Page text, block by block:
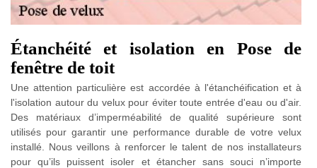
Étanchéité et isolation en Pose de
fenêtre de toit
Une attention particulière est accordée à l'étanchéification et à
l'isolation autour du velux pour éviter toute entrée d'eau ou d'air.
Des matériaux d’imperméabilité de qualité supérieure sont
utilisés pour garantir une performance durable de votre velux
installé. Nous veillons à renforcer le talent de nos installateurs
pour qu’ils puissent isoler et étancher sans souci n’importe